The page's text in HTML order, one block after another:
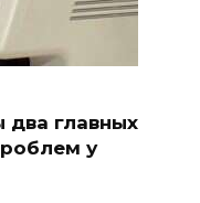
два главных
у